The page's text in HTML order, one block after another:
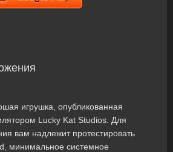
игрушка, опубликованная
Lucky Kat Studios. Для
вам надлежит протестировать
минимальное системное